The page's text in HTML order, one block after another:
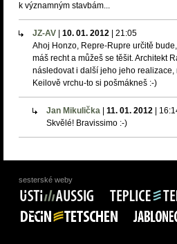
k významným stavbám...
JZ-AV 10. 01. 2012 21:05
Ahoj Honzo, Repre-Rupre určitě
máš recht a můžeš se těšit. Architekt
následovat i další jeho jeho
Keilově vrchu-to si pošmákneš :-)
Jan Mikulička 11. 01. 2012
Skvělé! Bravissimo :-)
sesterské weby